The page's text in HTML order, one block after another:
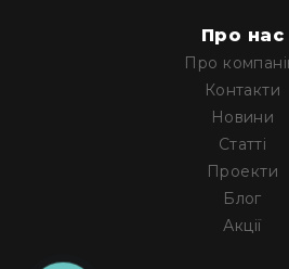
Приймачі
та
Дисплеї
та
Мікрофони
Про нас
Про
Контакти
Новини
Статті
Проекти
Блог
Акції